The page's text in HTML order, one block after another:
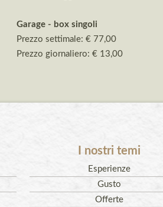
Garage - box singoli
Prezzo settimale: € 77,00
Prezzo giornaliero: € 13,00
I nostri temi
Esperienze
Gusto
Offerte